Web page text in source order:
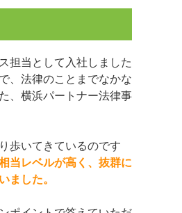
担当として入社しました
、法律のことまでなかな
、横浜パートナー法律事
歩いてきているのです
当レベルが高く、抜群に
ました。